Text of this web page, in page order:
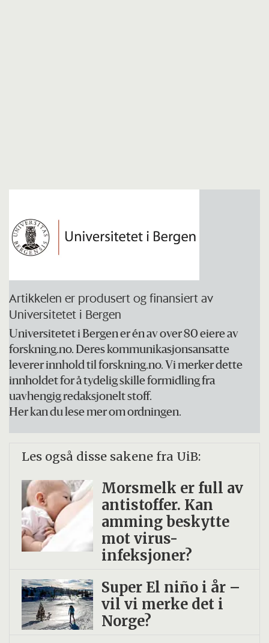
Artikkelen er produsert og finansiert av
Universitetet i Bergen
Universitetet i Bergen er én av over 80 eiere av
forskning.no. Deres kommunikasjonsansatte
leverer innhold til forskning.no. Vi merker dette
innholdet for å tydelig skille formidling fra
uavhengig redaksjonelt stoff.
Her kan du lese mer om ordningen.
Les også disse sakene fra UiB:
Morsmelk er full av
antistoffer. Kan
amming beskytte
mot virus-
infeksjoner?
Super El niño i år –
vil vi merke det i
Norge?